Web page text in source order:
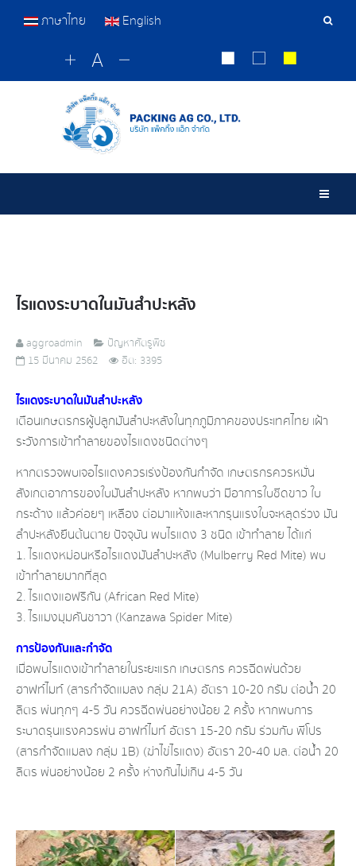
เครื่อ
ภาษาไทย English
ไรแดงระบาดในมันสำปะหลัง
aggroadmin
ปัญหาศัตรูพืช
15 มีนาคม 2562
ฮิต: 3395
ไรแดงระบาดในมันสำปะหลัง
เตือนเกษตรกรผู้ปลูกมันสำปะหลังในทุกภูมิภาคของประเทศไทย เฝ้า
ระวังการเข้าทำลายของไรแดงชนิดต่างๆ
หากตรวจพบเจอไรแดงควรเร่งป้องกันกำจัด เกษตรกรควรหมั่น
สังเกตอาการของใบมันสำปะหลัง หากพบว่า มีอาการใบซีดขาว ใบ
กระด้าง แล้วค่อยๆ เหลือง ต่อมาแห้งและหากรุนแรงใบจะหลุดร่วง มัน
สำปะหลังยืนต้นตาย ปัจจุบัน พบไรแดง 3 ชนิด เข้าทำลาย ได้แก่
1. ไรแดงหม่อนหรือไรแดงมันสำปะหลัง (Mulberry Red Mite) พบ
เข้าทำลายมากที่สุด
2. ไรแดงแอฟริกัน (African Red Mite)
3. ไรแมงมุมคันซาวา (Kanzawa Spider Mite)
การป้องกันและกำจัด
เมื่อพบไรแดงเข้าทำลายในระยะแรก เกษตรกร ควรฉีดพ่นด้วย
ฮาฟท์ไมท์ (สารกำจัดแมลง กลุ่ม 21A) อัตรา 10-20 กรัม ต่อน้ำ 20
ลิตร พ่นทุกๆ 4-5 วัน ควรฉีดพ่นอย่างน้อย 2 ครั้ง หากพบการ
ระบาดรุนแรงควรพ่น ฮาฟท์ไมท์ อัตรา 15-20 กรัม ร่วมกับ พีโปร
(สารกำจัดแมลง กลุ่ม 1B) (ฆ่าไข่ไรแดง) อัตรา 20-40 มล. ต่อน้ำ 20
ลิตร พ่นอย่างน้อย 2 ครั้ง ห่างกันไม่เกิน 4-5 วัน